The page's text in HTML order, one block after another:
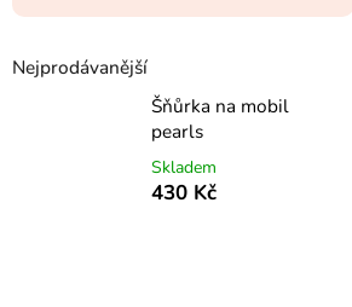
Nejprodávanější
Šňůrka na mobil
pearls
Skladem
430 Kč